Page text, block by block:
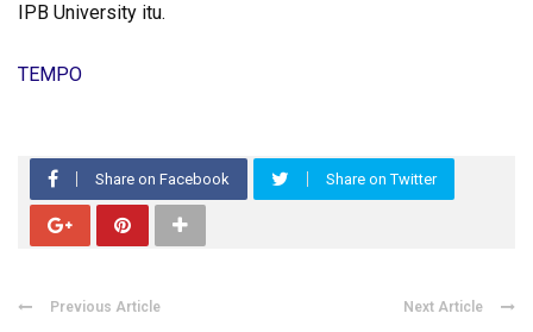
IPB University itu.
TEMPO
Share on Facebook Share on Twitter
Previous Article Next Article